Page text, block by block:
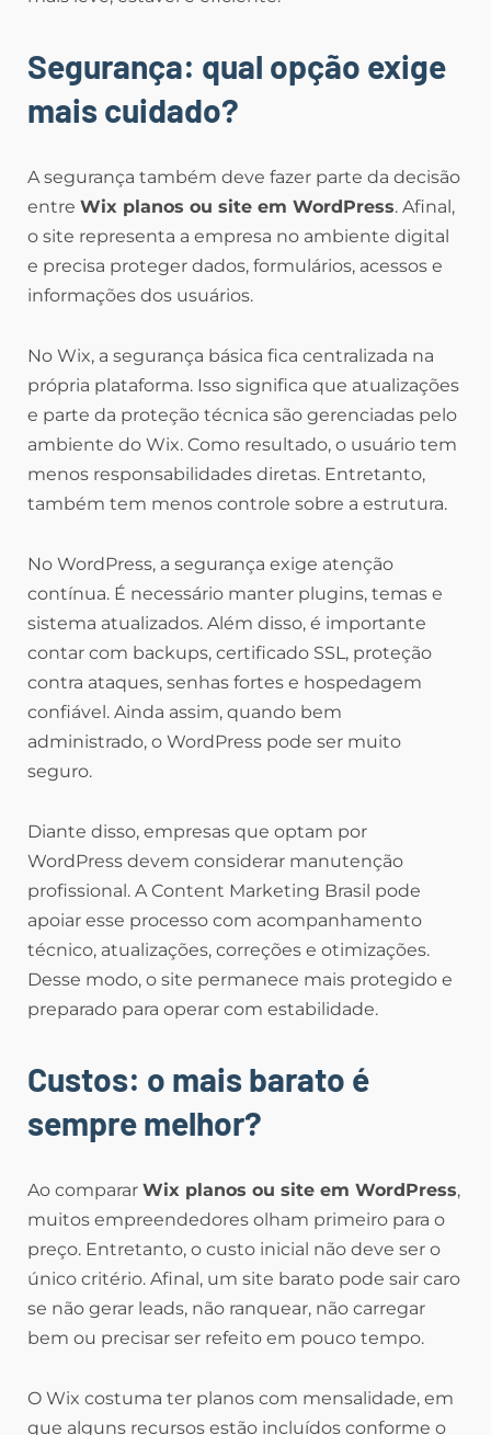
Segurança: qual opção exige
mais cuidado?
A segurança também deve fazer parte da decisão
entre Wix planos ou site em WordPress. Afinal,
o site representa a empresa no ambiente digital
e precisa proteger dados, formulários, acessos e
informações dos usuários.
No Wix, a segurança básica fica centralizada na
própria plataforma. Isso significa que atualizações
e parte da proteção técnica são gerenciadas pelo
ambiente do Wix. Como resultado, o usuário tem
menos responsabilidades diretas. Entretanto,
também tem menos controle sobre a estrutura.
No WordPress, a segurança exige atenção
contínua. É necessário manter plugins, temas e
sistema atualizados. Além disso, é importante
contar com backups, certificado SSL, proteção
contra ataques, senhas fortes e hospedagem
confiável. Ainda assim, quando bem
administrado, o WordPress pode ser muito
seguro.
Diante disso, empresas que optam por
WordPress devem considerar manutenção
profissional. A Content Marketing Brasil pode
apoiar esse processo com acompanhamento
técnico, atualizações, correções e otimizações.
Desse modo, o site permanece mais protegido e
preparado para operar com estabilidade.
Custos: o mais barato é
sempre melhor?
Ao comparar Wix planos ou site em WordPress,
muitos empreendedores olham primeiro para o
preço. Entretanto, o custo inicial não deve ser o
único critério. Afinal, um site barato pode sair caro
se não gerar leads, não ranquear, não carregar
bem ou precisar ser refeito em pouco tempo.
O Wix costuma ter planos com mensalidade, em
que alguns recursos estão incluídos conforme o